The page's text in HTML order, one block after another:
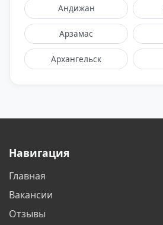
Андижан
Арзамас
Архангельск
Белореченск
Навигация
Главная
Вакансии
Отзывы